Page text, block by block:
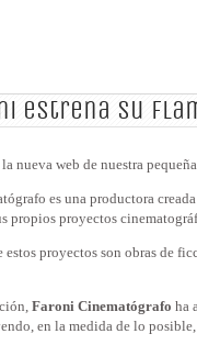
estrena su
nueva web de nuestra
es una productora
propios proyectos
estos proyectos son obras de
Faroni Cinematógrafo ha
en la medida de lo